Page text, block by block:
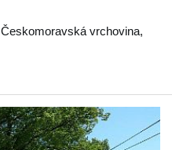
Českomoravská vrchovina,